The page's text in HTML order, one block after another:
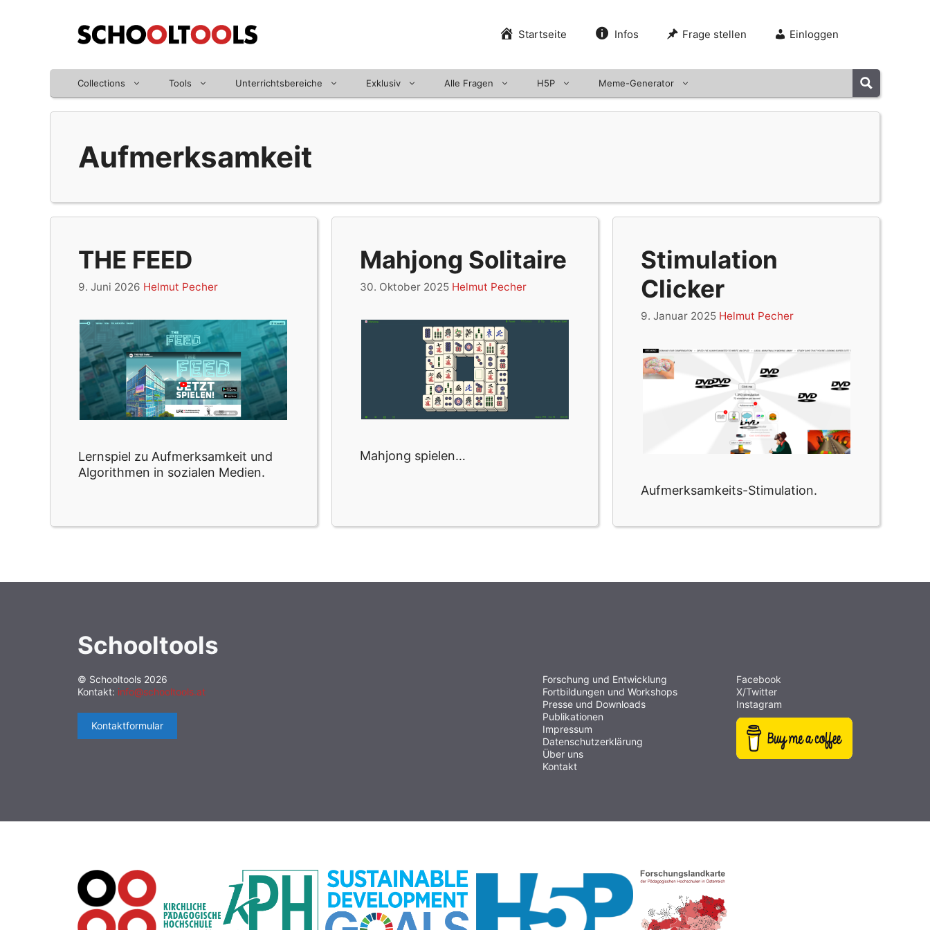
Startseite Infos Frage stellen Einloggen
Collections Tools Unterrichtsbereiche Exklusiv Alle Fragen H5P Meme-Generator
Aufmerksamkeit
THE FEED
9. Juni 2026 Helmut Pecher
Lernspiel zu Aufmerksamkeit und
Algorithmen in sozialen Medien.
Mahjong Solitaire
30. Oktober 2025 Helmut Pecher
Mahjong spielen…
Stimulation
Clicker
9. Januar 2025 Helmut Pecher
Aufmerksamkeits-Stimulation.
Schooltools
© Schooltools 2026
Kontakt: info@schooltools.at
Kontaktformular
Forschung und Entwicklung
Fortbildungen und Workshops
Presse und Downloads
Publikationen
Impressum
Datenschutzerklärung
Über uns
Kontakt
Facebook
X/Twitter
Instagram